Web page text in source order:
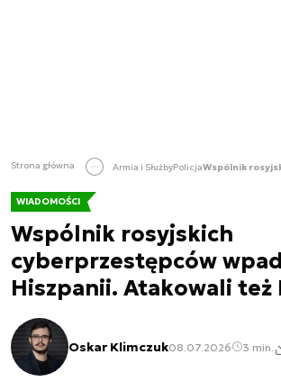
Strona główna Armia i SłużbyPolicja
WIADOMOŚCI
Wspólnik rosyjskich
cyberprzestępców
Hiszpanii. Atakowali też
Oskar Klimczuk08.07.2026 3 min.